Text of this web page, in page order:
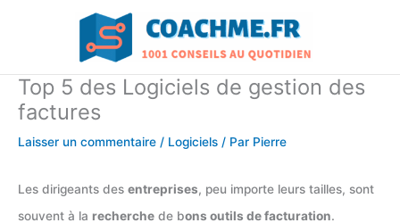
Top 5 des Logiciels de gestion des
factures
Laisser un commentaire / Logiciels / Par Pierre
Les dirigeants des entreprises, peu importe leurs tailles, sont
souvent à la recherche de bons outils de facturation.